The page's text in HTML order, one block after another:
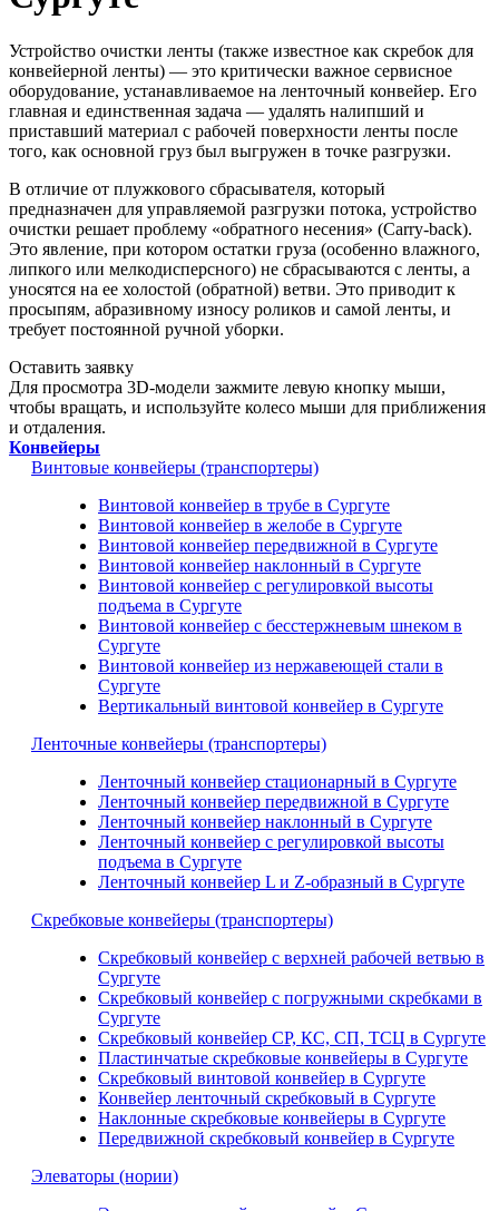
Устройство очистки ленты (также известное как скребок для
конвейерной ленты) — это критически важное сервисное
оборудование, устанавливаемое на ленточный конвейер. Его
главная и единственная задача — удалять налипший и
приставший материал с рабочей поверхности ленты после
того, как основной груз был выгружен в точке разгрузки.
В отличие от плужкового сбрасывателя, который
предназначен для управляемой разгрузки потока, устройство
очистки решает проблему «обратного несения» (Carry-back).
Это явление, при котором остатки груза (особенно влажного,
липкого или мелкодисперсного) не сбрасываются с ленты, а
уносятся на ее холостой (обратной) ветви. Это приводит к
просыпям, абразивному износу роликов и самой ленты, и
требует постоянной ручной уборки.
Оставить заявку
Для просмотра 3D-модели зажмите левую кнопку мыши,
чтобы вращать, и используйте колесо мыши для приближения
и отдаления.
Конвейеры
Винтовые конвейеры (транспортеры)
Винтовой конвейер в трубе в Сургуте
Винтовой конвейер в желобе в Сургуте
Винтовой конвейер передвижной в Сургуте
Винтовой конвейер наклонный в Сургуте
Винтовой конвейер с регулировкой высоты
подъема в Сургуте
Винтовой конвейер с бесстержневым шнеком в
Сургуте
Винтовой конвейер из нержавеющей стали в
Сургуте
Вертикальный винтовой конвейер в Сургуте
Ленточные конвейеры (транспортеры)
Ленточный конвейер стационарный в Сургуте
Ленточный конвейер передвижной в Сургуте
Ленточный конвейер наклонный в Сургуте
Ленточный конвейер с регулировкой высоты
подъема в Сургуте
Ленточный конвейер L и Z-образный в Сургуте
Скребковые конвейеры (транспортеры)
Скребковый конвейер с верхней рабочей ветвью в
Сургуте
Скребковый конвейер с погружными скребками в
Сургуте
Скребковый конвейер СР, КС, СП, ТСЦ в Сургуте
Пластинчатые скребковые конвейеры в Сургуте
Скребковый винтовой конвейер в Сургуте
Конвейер ленточный скребковый в Сургуте
Наклонные скребковые конвейеры в Сургуте
Передвижной скребковый конвейер в Сургуте
Элеваторы (нории)